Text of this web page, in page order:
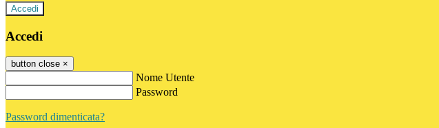
Accedi
Accedi
button close ×
Nome Utente
Password
Password dimenticata?